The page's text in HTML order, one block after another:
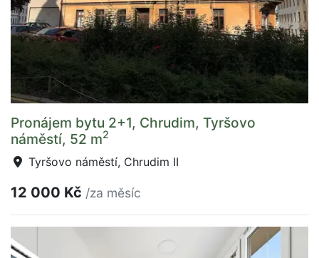
Pronájem bytu 2+1, Chrudim, Tyršovo
náměstí, 52 m2
Tyršovo náměstí, Chrudim II
12 000 Kč /za měsíc